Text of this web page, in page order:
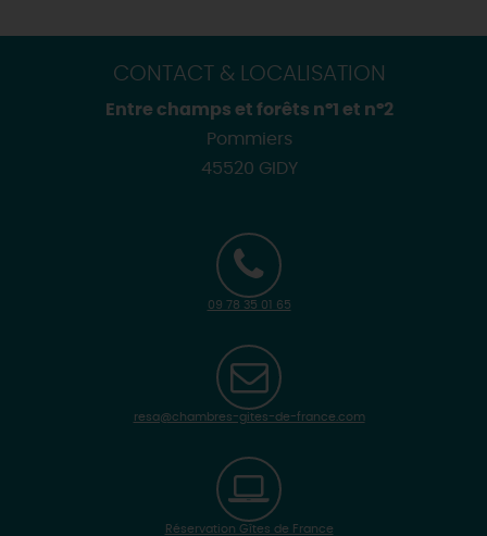
CONTACT & LOCALISATION
Entre champs et forêts n°1 et n°2
Pommiers
45520 GIDY
09 78 35 01 65
resa@chambres-gites-de-france.com
Réservation Gîtes de France